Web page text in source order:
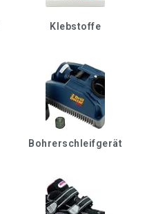
Klebstoffe
Bohrerschleifgerät